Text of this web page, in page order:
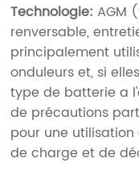
Technologie: AGM
renversable,
principalement
onduleurs et, si
type de batterie a
de précautions
pour une
de charge et de